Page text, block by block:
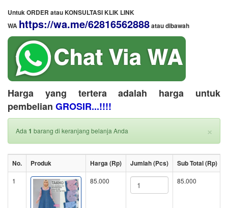
Untuk ORDER atau KONSULTASI KLIK LINK
WA https://wa.me/62816562888​ atau dibawah
Harga yang tertera adalah harga untuk
pembelian GROSIR...!!!!
×
Ada 1 barang di keranjang belanja Anda
No. Produk Harga (Rp) Jumlah (Pcs) Sub Total (Rp)
1 85.000 85.000